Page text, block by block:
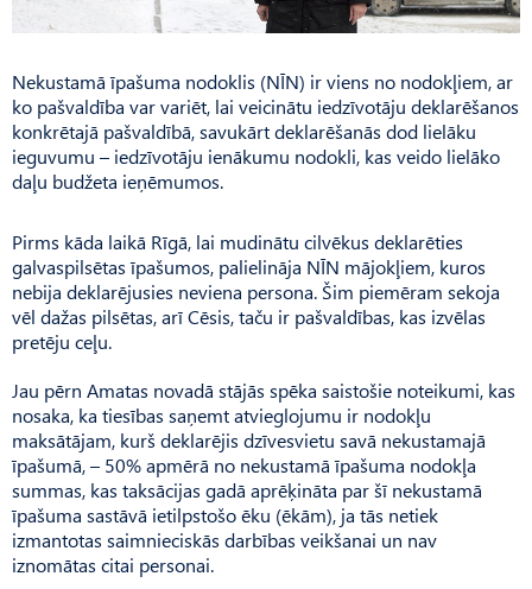
Nekustamā īpašuma nodoklis (NĪN) ir viens no nodokļiem, ar
ko pašvaldība var variēt, lai veicinātu iedzīvotāju deklarēšanos
konkrētajā pašvaldībā, savukārt deklarēšanās dod lielāku
ieguvumu – iedzīvotāju ienākumu nodokli, kas veido lielāko
daļu budžeta ieņēmumos.
Pirms kāda laikā Rīgā, lai mudinātu cilvēkus deklarēties
galvaspilsētas īpašumos, palielināja NĪN mājokļiem, kuros
nebija deklarējusies neviena persona. Šim piemēram sekoja
vēl dažas pilsētas, arī Cēsis, taču ir pašvaldības, kas izvēlas
pretēju ceļu.
Jau pērn Amatas novadā stājās spēka saistošie noteikumi, kas
nosaka, ka tiesības saņemt atvieglojumu ir nodokļu
maksātājam, kurš deklarējis dzīvesvietu savā nekustamajā
īpašumā, – 50% apmērā no nekustamā īpašuma nodokļa
summas, kas taksācijas gadā aprēķināta par šī nekustamā
īpašuma sastāvā ietilpstošo ēku (ēkām), ja tās netiek
izmantotas saimnieciskās darbības veikšanai un nav
iznomātas citai personai.